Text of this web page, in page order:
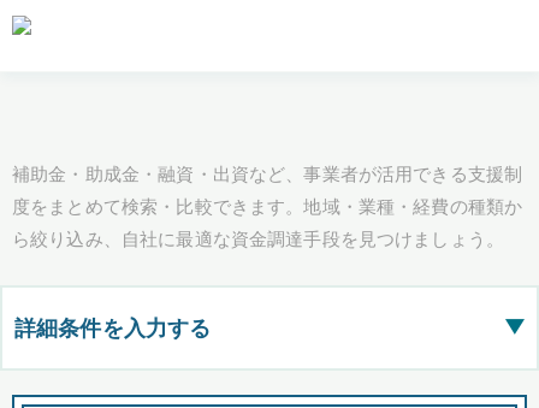
補助金・助成金・融資・出資など、事業者が活用できる支援制
度をまとめて検索・比較できます。地域・業種・経費の種類か
ら絞り込み、自社に最適な資金調達手段を見つけましょう。
詳細条件を入力する ▶
都道府県